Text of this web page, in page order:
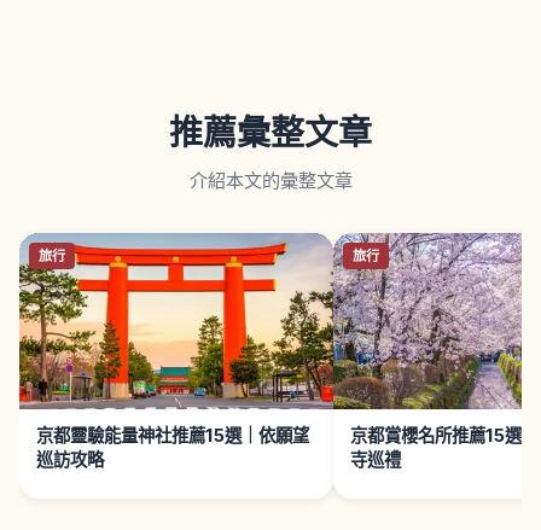
推薦彙整文章
介紹本文的彙整文章
旅行
京都靈驗能量神社推薦15選｜依願望
巡訪攻略
旅行
京都賞櫻名所推薦15選
寺巡禮